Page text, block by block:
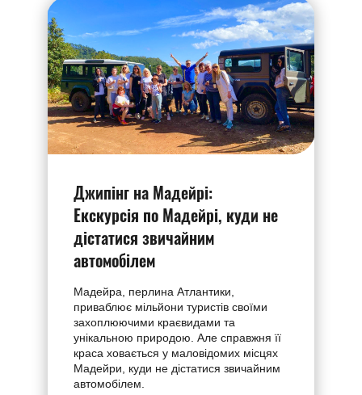
Джипiнг на Мадейрі:
Екскурсія по Мадейрі, куди не
дістатися звичайним
автомобілем
Мадейра, перлина Атлантики,
приваблює мільйони туристів своїми
захоплюючими краєвидами та
унікальною природою. Але справжня її
краса ховається у маловідомих місцях
Мадейри, куди не дістатися звичайним
автомобілем.